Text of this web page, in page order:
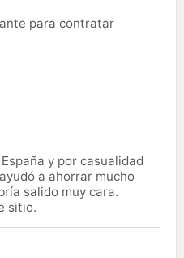
para contratar
y por casualidad
a ahorrar mucho
salido muy cara.
sitio.